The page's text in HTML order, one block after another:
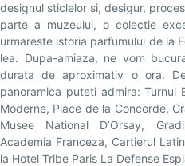
designul sticlelor si, desigur,
parte a muzeului, o colectie
urmareste istoria parfumului de la
lea. Dupa-amiaza, ne vom
durata de aproximativ o ora.
panoramica puteti admira: Turnul
Moderne, Place de la Concorde,
Musee National D’Orsay,
Academia Franceza, Cartierul
la Hotel Tribe Paris La Defense